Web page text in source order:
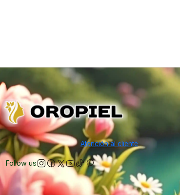
Atención al cliente
Follow us